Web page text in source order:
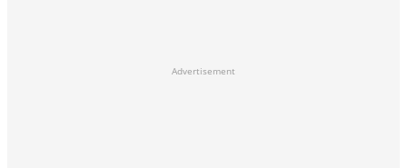
Advertisement